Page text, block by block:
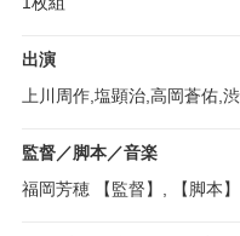
出演
上川周作,塩顕治,高岡蒼佑,
監督／脚本／音楽
福岡芳穂 【監督】, 【脚本】